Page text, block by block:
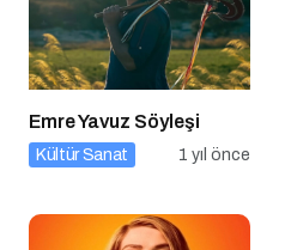
Emre Yavuz Söyleşi
Kültür Sanat 1 yıl önce